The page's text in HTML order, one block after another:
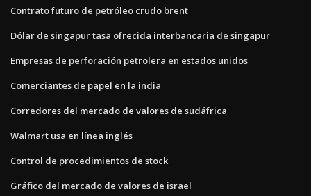
Contrato futuro de petróleo crudo brent
Dólar de singapur tasa ofrecida interbancaria de singapur
Empresas de perforación petrolera en estados unidos
Comerciantes de papel en la india
Corredores del mercado de valores de sudáfrica
Walmart usa en línea inglés
Control de procedimientos de stock
Gráfico del mercado de valores de israel